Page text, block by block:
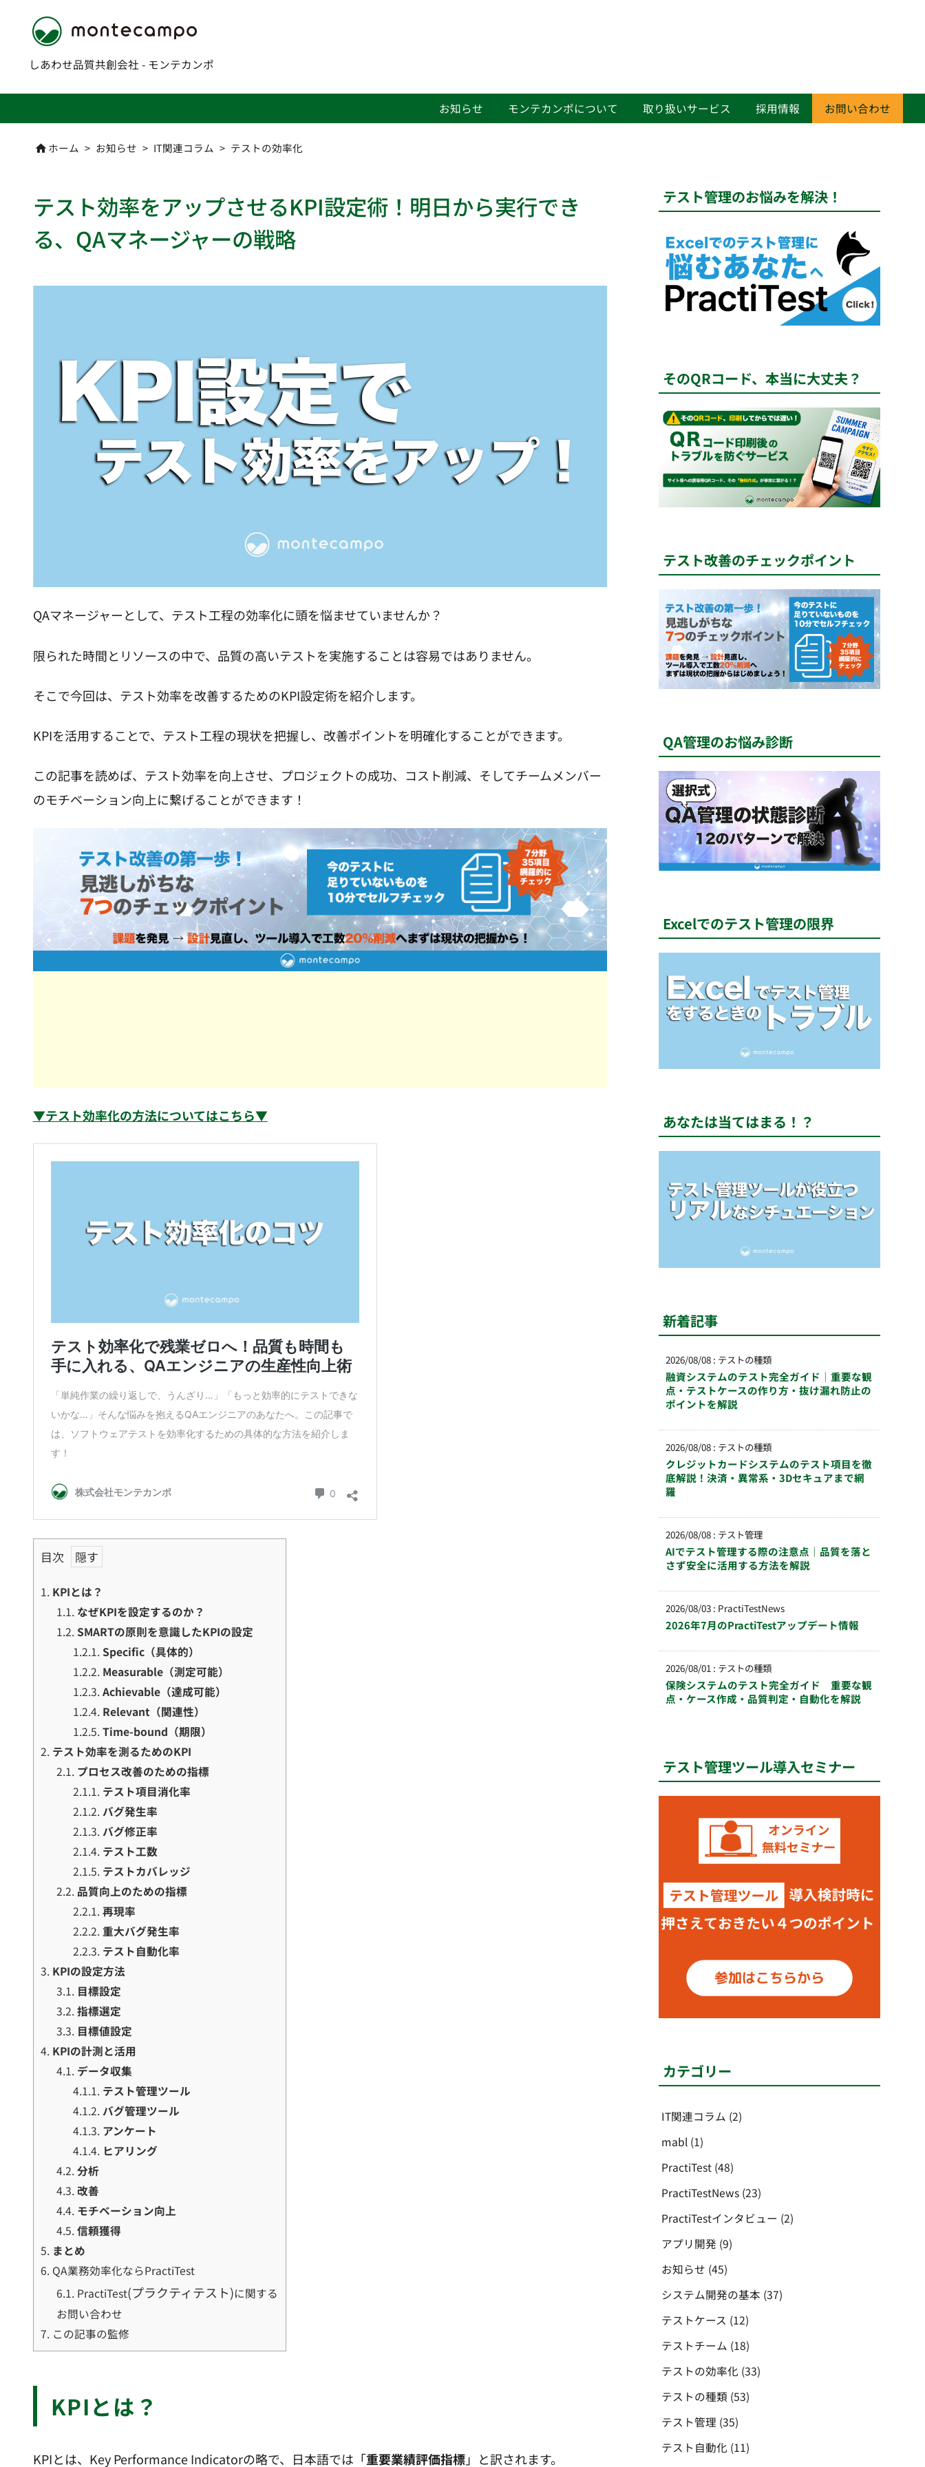
しあわせ品質共創会社 - モンテカンポ
お知らせ モンテカンポについて 取り扱いサービス 採用情報 お問い合わせ
 ホーム > お知らせ > IT関連コラム > テストの効率化
テスト効率をアップさせるKPI設定術！明日から実行でき
る、QAマネージャーの戦略
QAマネージャーとして、テスト工程の効率化に頭を悩ませていませんか？
限られた時間とリソースの中で、品質の高いテストを実施することは容易ではありません。
そこで今回は、テスト効率を改善するためのKPI設定術を紹介します。
KPIを活用することで、テスト工程の現状を把握し、改善ポイントを明確化することができます。
この記事を読めば、テスト効率を向上させ、プロジェクトの成功、コスト削減、そしてチームメンバー
のモチベーション向上に繋げることができます！
▼テスト効率化の方法についてはこちら▼
目次
1. KPIとは？
1.1. なぜKPIを設定するのか？
1.2.SMARTの原則を意識したKPIの設定
1.2.1.Specific（具体的）
1.2.2. Measurable（測定可能）
1.2.3.Achievable（達成可能）
1.2.4. Relevant（関連性）
1.2.5.Time-bound（期限）
2. テスト効率を測るためのKPI
2.1. プロセス改善のための指標
2.1.1. テスト項目消化率
2.1.2.バグ発生率
2.1.3.バグ修正率
2.1.4. テスト工数
2.1.5. テストカバレッジ
2.2. 品質向上のための指標
2.2.1.再現率
2.2.2.重大バグ発生率
2.2.3. テスト自動化率
3. KPIの設定方法
3.1. 目標設定
3.2.指標選定
3.3. 目標値設定
4. KPIの計測と活用
4.1. データ収集
4.1.1. テスト管理ツール
4.1.2.バグ管理ツール
4.1.3. アンケート
4.1.4. ヒアリング
4.2.分析
4.3. 改善
4.4. モチベーション向上
4.5.信頼獲得
5. まとめ
6.QA業務効率化ならPractiTest
6.1. PractiTest(プラクティテスト)に関する
お問い合わせ
7.この記事の監修
KPIとは？
KPIとは、Key Performance Indicatorの略で、日本語では「重要業績評価指標」と訳されます。
テスト管理のお悩みを解決！
そのQRコード、本当に大丈夫？
テスト改善のチェックポイント
QA管理のお悩み診断
Excelでのテスト管理の限界
あなたは当てはまる！？
新着記事
2026/08/08: テストの種類
融資システムのテスト完全ガイド｜重要な観
点・テストケースの作り方・抜け漏れ防止の
ポイントを解説
2026/08/08: テストの種類
クレジットカードシステムのテスト項目を徹
底解説！決済・異常系・3Dセキュアまで網
羅
2026/08/08: テスト管理
AIでテスト管理する際の注意点｜品質を落と
さず安全に活用する方法を解説
2026/08/03: PractiTestNews
2026年7月のPractiTestアップデート情報
2026/08/01 : テストの種類
保険システムのテスト完全ガイド 重要な観
点・ケース作成・品質判定・自動化を解説
テスト管理ツール導入セミナー
カテゴリー
IT関連コラム (2)
mabl (1)
PractiTest (48)
PractiTestNews (23)
PractiTestインタビュー (2)
アプリ開発 (9)
お知らせ (45)
システム開発の基本 (37)
テストケース (12)
テストチーム (18)
テストの効率化 (33)
テストの種類 (53)
テスト管理 (35)
テスト自動化 (11)